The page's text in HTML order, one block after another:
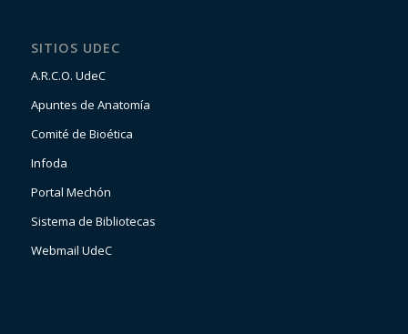
SITIOS UDEC
A.R.C.O. UdeC
Apuntes de Anatomía
Comité de Bioética
Infoda
Portal Mechón
Sistema de Bibliotecas
Webmail UdeC